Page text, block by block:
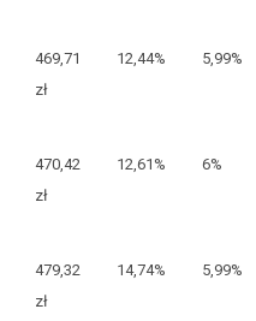
469,71
zł
12,44% 5,99%
470,42
zł
12,61% 6%
479,32
zł
14,74% 5,99%